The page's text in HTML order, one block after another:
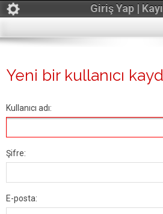
Giriş Yap |
Yeni bir kullanıcı
Kullanıcı adı:
Şifre:
E-posta: